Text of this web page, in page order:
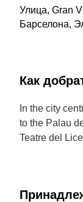
Улица, Gran
Барселона,
Как
In the city
to the Palau
Teatre del